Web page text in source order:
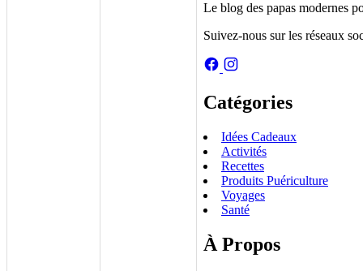
Le blog des papas modernes
Suivez-nous sur les réseaux
Catégories
Idées Cadeaux
Activités
Recettes
Produits Puériculture
Voyages
Santé
À Propos